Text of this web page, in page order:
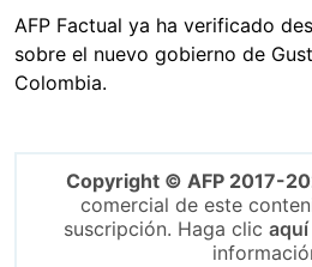
AFP Factual ya ha verificado
sobre el nuevo gobierno de
Colombia.
Copyright © AFP 2017-
comercial de este
suscripción. Haga clic aquí